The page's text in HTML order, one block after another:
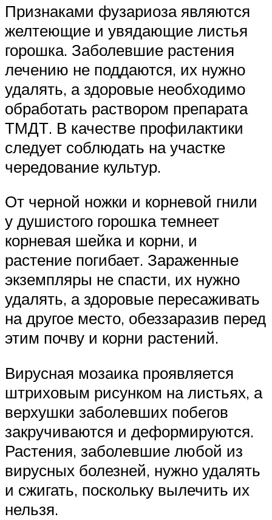
Признаками фузариоза являются
желтеющие и увядающие листья
горошка. Заболевшие растения
лечению не поддаются, их нужно
удалять, а здоровые необходимо
обработать раствором препарата
ТМДТ. В качестве профилактики
следует соблюдать на участке
чередование культур.
От черной ножки и корневой гнили
у душистого горошка темнеет
корневая шейка и корни, и
растение погибает. Зараженные
экземпляры не спасти, их нужно
удалять, а здоровые пересаживать
на другое место, обеззаразив перед
этим почву и корни растений.
Вирусная мозаика проявляется
штриховым рисунком на листьях, а
верхушки заболевших побегов
закручиваются и деформируются.
Растения, заболевшие любой из
вирусных болезней, нужно удалять
и сжигать, поскольку вылечить их
нельзя.